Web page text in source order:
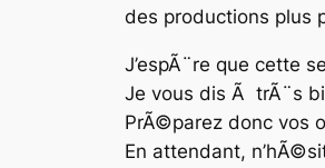
des productions plus
J’espÃ¨re que cette
Je vous dis Ã trÃ¨s
PrÃ©parez donc vos
En attendant,